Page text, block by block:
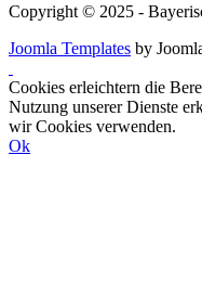
Copyright © 2025 -
Joomla Templates by
Cookies erleichtern die
Nutzung unserer Dienste
wir Cookies verwenden.
Ok